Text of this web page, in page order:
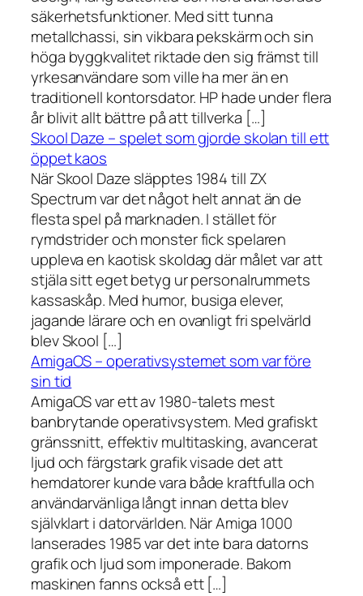
säkerhetsfunktioner. Med sitt tunna
metallchassi, sin vikbara pekskärm och sin
höga byggkvalitet riktade den sig främst till
yrkesanvändare som ville ha mer än en
traditionell kontorsdator. HP hade under flera
år blivit allt bättre på att tillverka […]
Skool Daze – spelet som gjorde skolan till ett
öppet kaos
När Skool Daze släpptes 1984 till ZX
Spectrum var det något helt annat än de
flesta spel på marknaden. I stället för
rymdstrider och monster fick spelaren
uppleva en kaotisk skoldag där målet var att
stjäla sitt eget betyg ur personalrummets
kassaskåp. Med humor, busiga elever,
jagande lärare och en ovanligt fri spelvärld
blev Skool […]
AmigaOS – operativsystemet som var före
sin tid
AmigaOS var ett av 1980-talets mest
banbrytande operativsystem. Med grafiskt
gränssnitt, effektiv multitasking, avancerat
ljud och färgstark grafik visade det att
hemdatorer kunde vara både kraftfulla och
användarvänliga långt innan detta blev
självklart i datorvärlden. När Amiga 1000
lanserades 1985 var det inte bara datorns
grafik och ljud som imponerade. Bakom
maskinen fanns också ett […]